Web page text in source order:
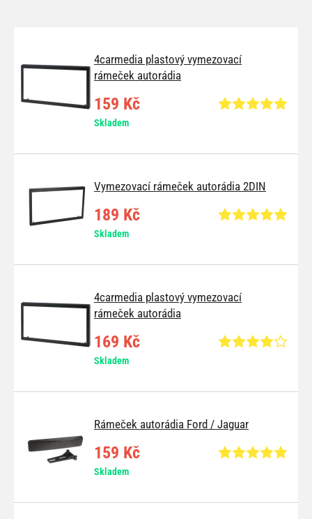
4carmedia plastový vymezovací
rámeček autorádia
159 Kč
Skladem
Vymezovací rámeček autorádia 2DIN
189 Kč
Skladem
4carmedia plastový vymezovací
rámeček autorádia
169 Kč
Skladem
Rámeček autorádia Ford / Jaguar
159 Kč
Skladem